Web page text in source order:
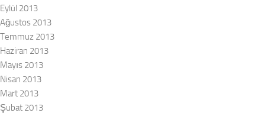
Eylül 2013
Ağustos 2013
Temmuz 2013
Haziran 2013
Mayıs 2013
Nisan 2013
Mart 2013
Şubat 2013